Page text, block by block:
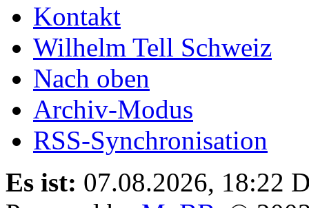
Kontakt
Wilhelm Tell Schweiz
Nach oben
Archiv-Modus
RSS-Synchronisation
Es ist: 07.08.2026, 18:22